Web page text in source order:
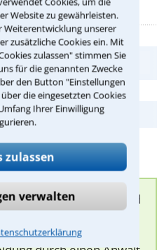
Website zu gewährleisten.
Weiterentwicklung unserer
zusätzliche Cookies ein. Mit
zulassen" stimmen Sie
für die genannten Zwecke
den Button "Einstellungen
die eingesetzten Cookies
Ihrer Einwilligung
zulassen
verwalten
schildern. Anschließend
Rechtsanwälte bei
Vorgehen